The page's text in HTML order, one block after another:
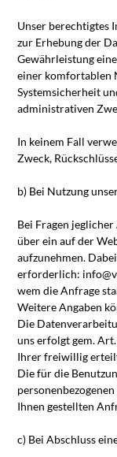
Unser berechtigtes
zur Erhebung der
Gewährleistung
einer komfortablen
Systemsicherheit
administrativen
In keinem Fall
Zweck,
b) Bei Nutzung
Bei Fragen
über ein auf der
aufzunehmen.
erforderlich:
wem die Anfrage
Weitere Angaben
Die
uns erfolgt gem.
Ihrer freiwillig
Die für die
Ihnen gestellten
c) Bei Abschluss